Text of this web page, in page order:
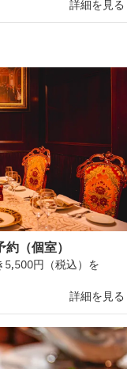
詳細を見る
（個室）
5,500円 （税込）を
詳細を見る